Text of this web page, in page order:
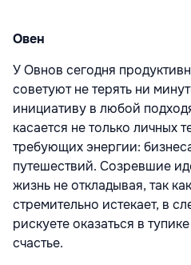
Овен
У Овнов сегодня
советуют не терять ни
инициативу в любой
касается не только личных
требующих энергии:
путешествий. Созревшие
жизнь не откладывая, так
стремительно истекает, в
рискуете оказаться в
счастье.